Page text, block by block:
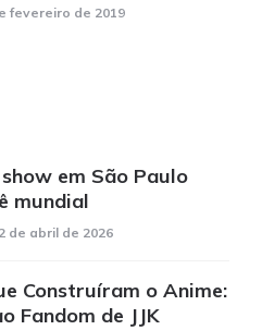
fevereiro de 2019
em São Paulo
mundial
de abril de 2026
Construíram o Anime:
Fandom de JJK